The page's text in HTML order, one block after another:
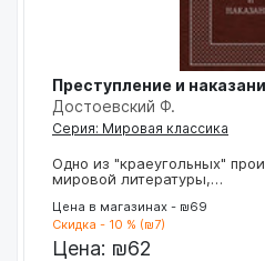
Преступление и
Достоевский Ф.
Серия: Мировая классика
Одно из "краеугольных"
мировой литературы,…
Цена в магазинах - ₪69
Скидка - 10 % (₪7)
Цена: ₪62